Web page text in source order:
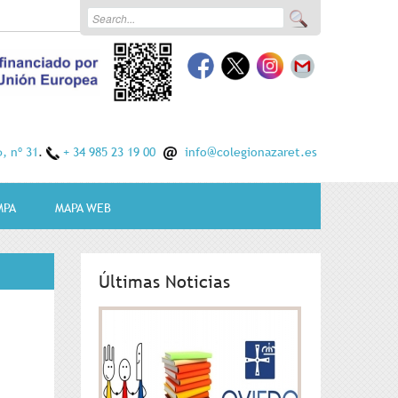
Formulario de búsqueda
Buscar
nº 31. + 34 985 23 19 00 info@colegionazaret.es
Programación
Blog Huellas Online
Tucupido
MAPA WEB
Últimas Noticias